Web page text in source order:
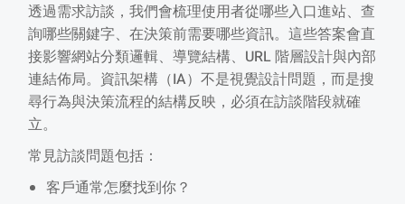
透過需求訪談，我們會梳理使用者從哪些入口進站、查
詢哪些關鍵字、在決策前需要哪些資訊。這些答案會直
接影響網站分類邏輯、導覽結構、URL 階層設計與內部
連結佈局。資訊架構（IA）不是視覺設計問題，而是搜
尋行為與決策流程的結構反映，必須在訪談階段就確
立。
常見訪談問題包括：
客戶通常怎麼找到你？